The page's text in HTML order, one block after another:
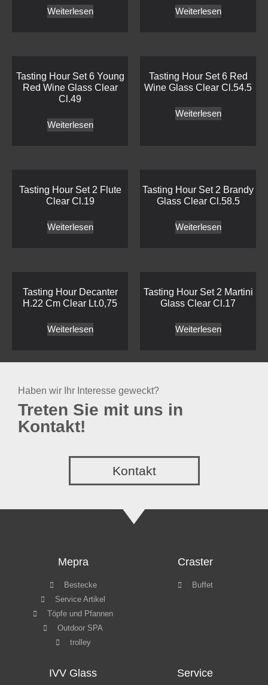
Weiterlesen Weiterlesen
Tasting Hour Set 6 Young
Red Wine Glass Clear
Cl.49
Weiterlesen
Tasting Hour Set 6 Red
Wine Glass Clear Cl.54.5
Weiterlesen
Tasting Hour Set 2 Flute
Clear Cl.19
Weiterlesen
Tasting Hour Set 2 Brandy
Glass Clear Cl.58.5
Weiterlesen
Tasting Hour Decanter
H.22 Cm Clear Lt.0,75
Weiterlesen
Tasting Hour Set 2 Martini
Glass Clear Cl.17
Weiterlesen
Haben wir Ihr Interesse geweckt?
Treten Sie mit uns in
Kontakt!
Kontakt
Mepra
Bestecke
Service Artikel
Töpfe und Pfannen
Outdoor SPA
trolley
Craster
Buffet
IVV Glass Service